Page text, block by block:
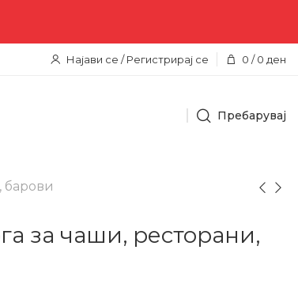
низ целата
Најави се / Регистрирај се 0 / 0 ден
Пребарувај
барови
за чаши, ресторани,